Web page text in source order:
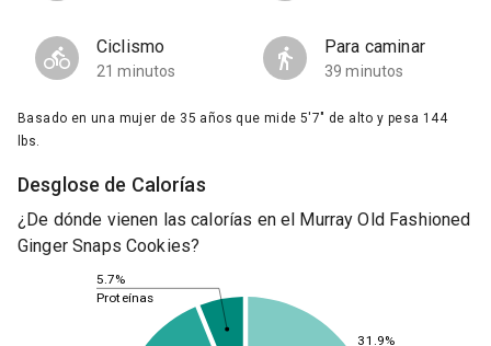
Ciclismo
21 minutos
Para caminar
39 minutos
Basado en una mujer de 35 años que mide 5'7" de alto y pesa 144
lbs.
Desglose de Calorías
¿De dónde vienen las calorías en el Murray Old Fashioned
Ginger Snaps Cookies?
31.9%
5.7%
Proteínas